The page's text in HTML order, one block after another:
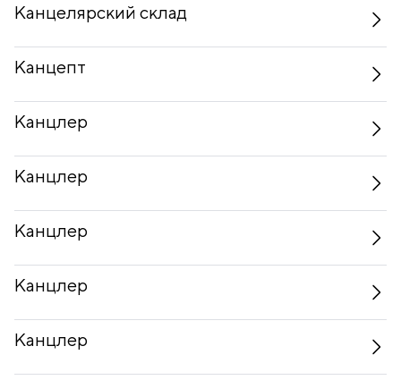
Канцелярский склад
Канцепт
Канцлер
Канцлер
Канцлер
Канцлер
Канцлер